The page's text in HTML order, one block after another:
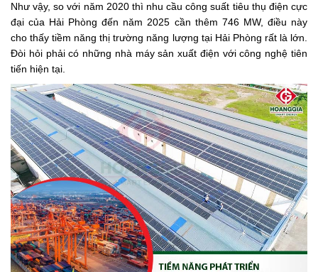
Như vậy, so với năm 2020 thì nhu cầu công suất tiêu thụ điện cực
đại của Hải Phòng đến năm 2025 cần thêm 746 MW, điều này
cho thấy tiềm năng thị trường năng lượng tại Hải Phòng rất là lớn.
Đòi hỏi phải có những nhà máy sản xuất điện với công nghệ tiên
tiến hiện tại.